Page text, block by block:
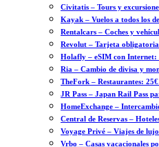
Civitatis – Tours y
Kayak – Vuelos a todos los
Rentalcars – Coches y
Revolut – Tarjeta
Holafly – eSIM con Internet:
Ria – Cambio de divisa y
TheFork – Restaurantes:
JR Pass – Japan Rail Pass
HomeExchange –
Central de Reservas –
Voyage Privé – Viajes de
Vrbo – Casas vacacionales